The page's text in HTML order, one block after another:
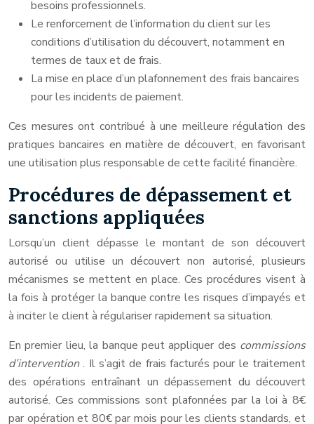
besoins professionnels.
Le renforcement de l’information du client sur les
conditions d’utilisation du découvert, notamment en
termes de taux et de frais.
La mise en place d’un plafonnement des frais bancaires
pour les incidents de paiement.
Ces mesures ont contribué à une meilleure régulation des
pratiques bancaires en matière de découvert, en favorisant
une utilisation plus responsable de cette facilité financière.
Procédures de dépassement et
sanctions appliquées
Lorsqu’un client dépasse le montant de son découvert
autorisé ou utilise un découvert non autorisé, plusieurs
mécanismes se mettent en place. Ces procédures visent à
la fois à protéger la banque contre les risques d’impayés et
à inciter le client à régulariser rapidement sa situation.
En premier lieu, la banque peut appliquer des commissions
d’intervention. Il s’agit de frais facturés pour le traitement
des opérations entraînant un dépassement du découvert
autorisé. Ces commissions sont plafonnées par la loi à 8€
par opération et 80€ par mois pour les clients standards, et